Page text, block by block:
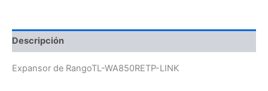
Descripción
Expansor de RangoTL-WA850RETP-LINK